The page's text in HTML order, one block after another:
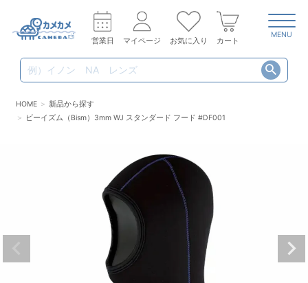
営業日 マイページ お気に入り カート
MENU
HOME
新品から探す
ビーイズム（Bism）3mm WJ スタンダード フード #DF001